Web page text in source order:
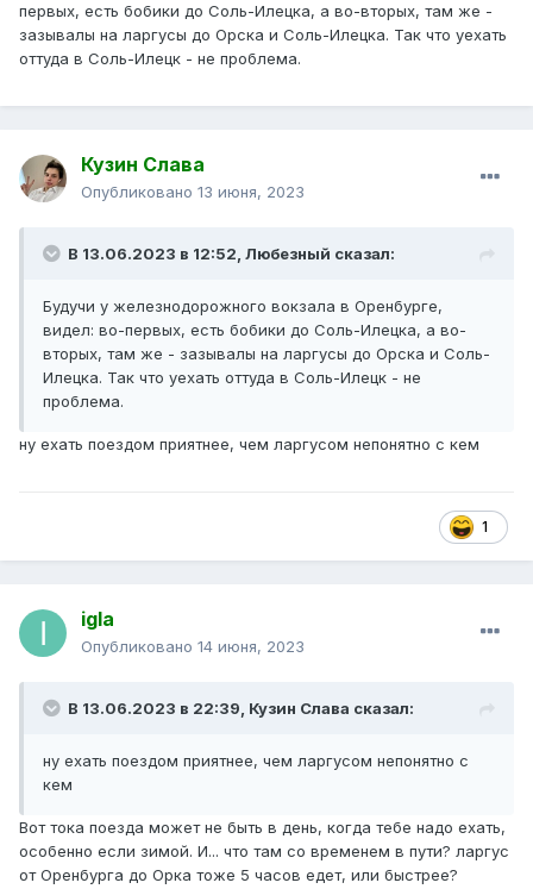
первых, есть бобики до Соль-Илецка, а во-вторых, там же -
зазывалы на ларгусы до Орска и Соль-Илецка. Так что уехать
оттуда в Соль-Илецк - не проблема.
Кузин Слава
Опубликовано 13 июня, 2023
В 13.06.2023 в 12:52, Любезный сказал:
Будучи у железнодорожного вокзала в Оренбурге,
видел: во-первых, есть бобики до Соль-Илецка, а во-
вторых, там же - зазывалы на ларгусы до Орска и Соль-
Илецка. Так что уехать оттуда в Соль-Илецк - не
проблема.
ну ехать поездом приятнее, чем ларгусом непонятно с кем
1
igla
Опубликовано 14 июня, 2023
В 13.06.2023 в 22:39, Кузин Слава сказал:
ну ехать поездом приятнее, чем ларгусом непонятно с
кем
Вот тока поезда может не быть в день, когда тебе надо ехать,
особенно если зимой. И... что там со временем в пути? ларгус
от Оренбурга до Орка тоже 5 часов едет, или быстрее?